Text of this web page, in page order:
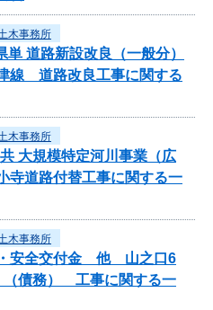
木事務所
道路新設改良（一般分）
線 道路改良工事に関する
木事務所
大規模特定河川事業（広
寺道路付替工事に関する一
木事務所
安全交付金 他 山之口6
債務） 工事に関する一